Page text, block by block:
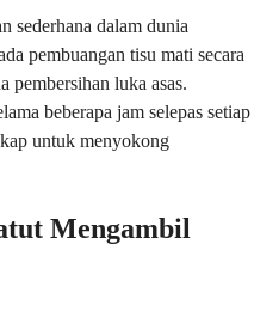
sederhana dalam dunia
pembuangan tisu mati secara
pembersihan luka asas.
beberapa jam selepas setiap
untuk menyokong
Mengambil